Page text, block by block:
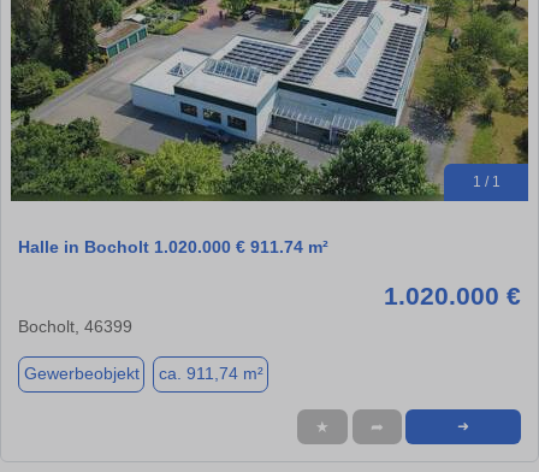
1 / 1
Halle in Bocholt 1.020.000 € 911.74 m²
1.020.000 €
Bocholt, 46399
Gewerbeobjekt ca. 911,74 m²
★ ➦ ➜